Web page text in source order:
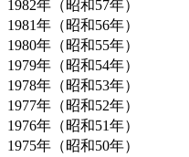
1982年（昭和57年）
1981年（昭和56年）
1980年（昭和55年）
1979年（昭和54年）
1978年（昭和53年）
1977年（昭和52年）
1976年（昭和51年）
1975年（昭和50年）